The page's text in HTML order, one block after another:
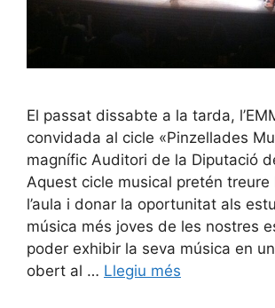
El passat dissabte a la tarda,
convidada al cicle «Pinzellades
magnífic Auditori de la Diputació
Aquest cicle musical pretén treure
l’aula i donar la oportunitat als
música més joves de les nostres
poder exhibir la seva música en
obert al … Llegiu més